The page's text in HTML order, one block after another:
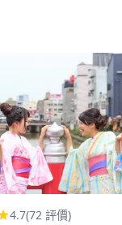
4.7(72 評價)